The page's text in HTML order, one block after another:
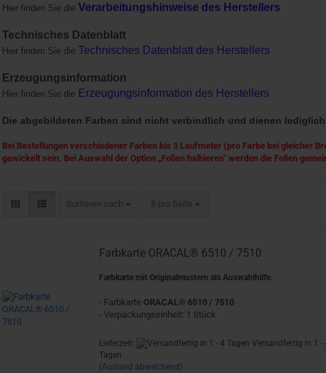
Hier finden Sie die Verarbeitungshinweise des Herstellers
Technisches Datenblatt
Hier finden Sie die Technisches Datenblatt des Herstellers
Erzeugungsinformation
Hier finden Sie die Erzeugungsinformation des Herstellers
Die abgebildeten Farben sind nicht verbindlich und dienen
Bei Bestellungen verschiedener Farben bis 3 Laufmeter (pro Farbe bei gleicher
gewickelt sein. Bei Auswahl der Option „Folien halbieren“ werden die Folien
Sortieren nach
Sortieren nach 8 pro Seite
pro Seite
Farbkarte ORACAL® 6510 / 7510
Farbkarte mit Originalmustern als Auswahlhilfe.
- Farbkarte ORACAL® 6510 / 7510
- Verpackungseinheit: 1 Stück
Lieferzeit:
Versandfertig in 1 -
Tagen
(Ausland abweichend)